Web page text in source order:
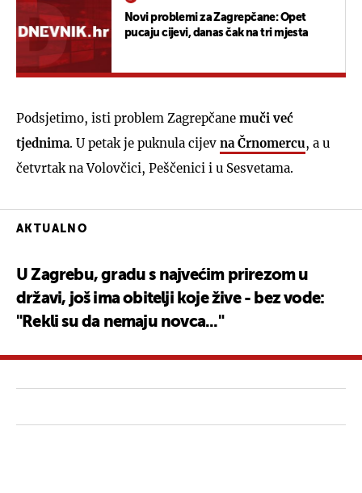
Novi problemi za Zagrepčane: Opet
pucaju cijevi, danas čak na tri mjesta
Podsjetimo, isti problem Zagrepčane muči već
tjednima. U petak je puknula cijev na Črnomercu, a u
četvrtak na Volovčici, Peščenici i u Sesvetama.
AKTUALNO
U Zagrebu, gradu s najvećim prirezom u
državi, još ima obitelji koje žive - bez vode:
"Rekli su da nemaju novca..."